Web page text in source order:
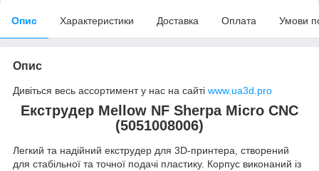
Опис Характеристики Доставка Оплата Умови
Опис
Дивіться весь ассортимент у нас на сайті www.ua3d.pro
Екструдер Mellow NF Sherpa Micro CNC
(5051008006)
Легкий та надійний екструдер для 3D-принтера, створений
для стабільної та точної подачі пластику. Корпус виконаний із